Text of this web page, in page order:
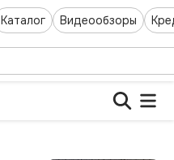
Каталог Видеообзоры